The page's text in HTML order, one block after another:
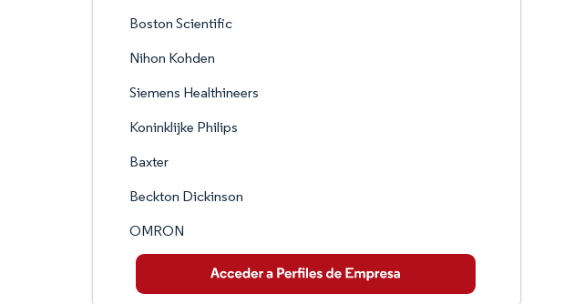
Boston Scientific
Nihon Kohden
Siemens Healthineers
Koninklijke Philips
Baxter
Beckton Dickinson
OMRON